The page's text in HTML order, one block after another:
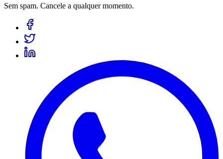
Sem spam. Cancele a qualquer momento.